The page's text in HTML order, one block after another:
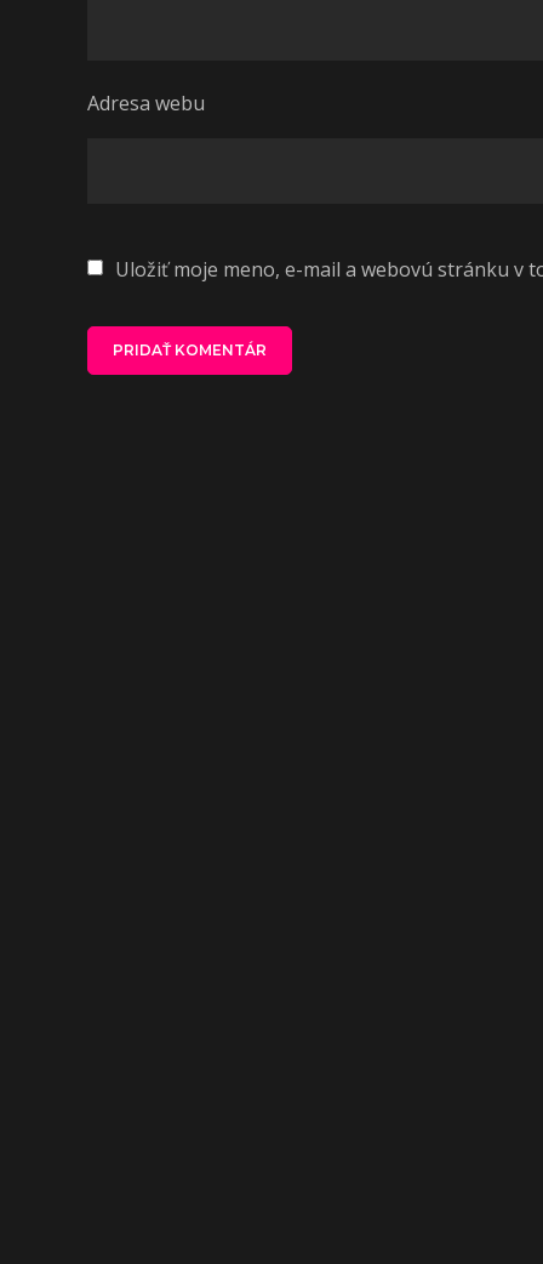
Adresa webu
Uložiť moje meno, e-mail a webovú stránku v